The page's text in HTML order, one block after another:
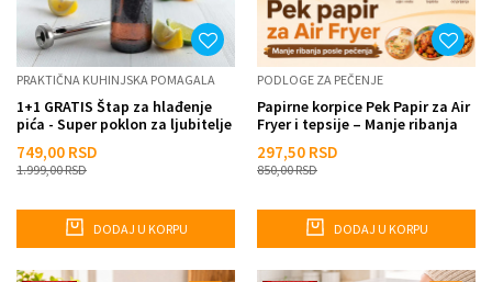
PRAKTIČNA KUHINJSKA POMAGALA
1+1 GRATIS Štap za hlađenje
pića - Super poklon za ljubitelje
749,00 RSD
1.999,00RSD
DODAJ U KORPU
PODLOGE ZA PEČENJE
Papirne korpice Pek Papir za Air
Fryer i tepsije – Manje ribanja
297,50 RSD
850,00RSD
DODAJ U KORPU